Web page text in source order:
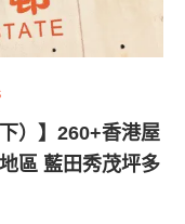
）】260+香港屋
區 藍田秀茂坪多